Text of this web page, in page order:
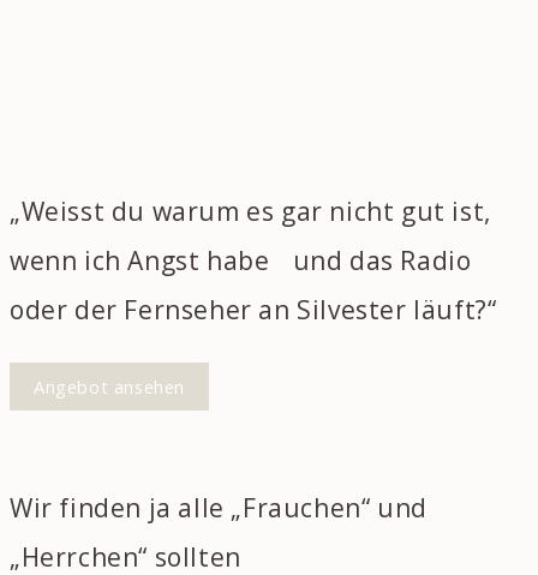
„Weisst du warum es gar nicht gut ist,
wenn ich Angst habe und das Radio
oder der Fernseher an Silvester läuft?“
Angebot ansehen
Wir finden ja alle „Frauchen“ und
„Herrchen“ sollten